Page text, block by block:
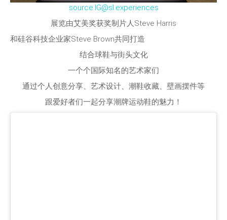
source:IG@sl.experiences
展览由艾美奖获奖制片人Steve Harris
和硅谷科技企业家Steve Brown共同打造
结合球鞋与街头文化
一个个国际知名的艺术家们
通过个人创意分享、艺术设计、潮鞋收藏、壁画摆件等
跟爱好者们一起分享潮牌运动鞋的魅力！